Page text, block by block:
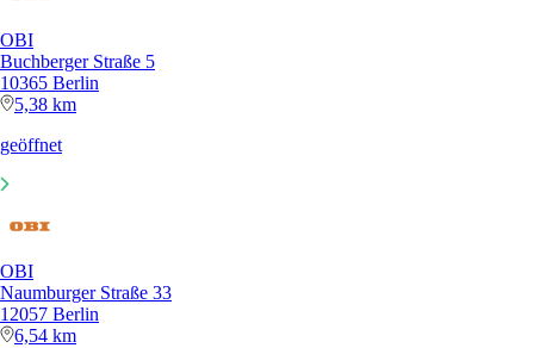
OBI
Buchberger Straße 5
10365 Berlin
5,38 km
geöffnet
OBI
Naumburger Straße 33
12057 Berlin
6,54 km